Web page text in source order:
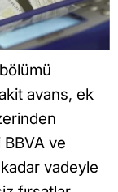
avans, ek
BBVA ve
vadeyle